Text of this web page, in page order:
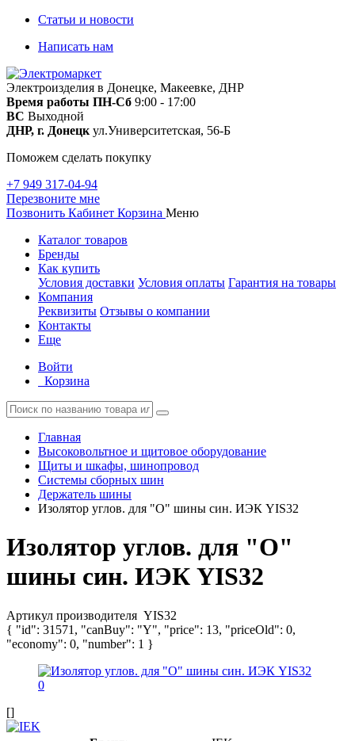
Статьи и новости
Написать нам
Электроизделия в Донецке, Макеевке, ДНР
Время работы ПН-Сб 9:00 - 17:00
ВС Выходной
ДНР, г. Донецк ул.Университетская, 56-Б
Поможем сделать покупку
+7 949 317-04-94
Перезвоните мне
Позвонить Кабинет Корзина Меню
Каталог товаров
Бренды
Как купить
Условия доставки Условия оплаты Гарантия на товары
Компания
Реквизиты Отзывы о компании
Контакты
Еще
Войти
Корзина
Главная
Высоковольтное и щитовое оборудование
Щиты и шкафы, шинопровод
Системы сборных шин
Держатель шины
Изолятор углов. для "О" шины син. ИЭК YIS32
Изолятор углов. для "О"
шины син. ИЭК YIS32
Артикул производителя YIS32
{ "id": 31571, "canBuy": "Y", "price": 13, "priceOld": 0,
"economy": 0, "number": 1 }
[]